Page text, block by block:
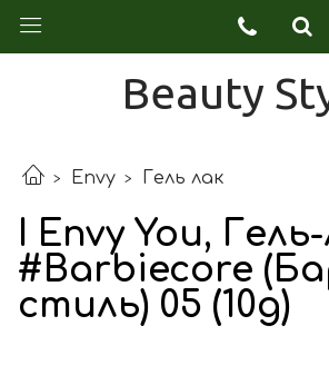
Beauty
Envy Гель лак
I Envy You,
#Barbiecore
стиль) 05 (10g)